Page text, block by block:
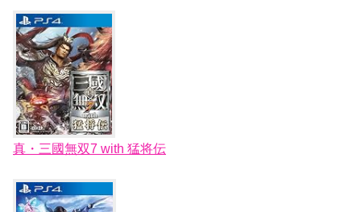
真・三國無双7 with 猛将伝